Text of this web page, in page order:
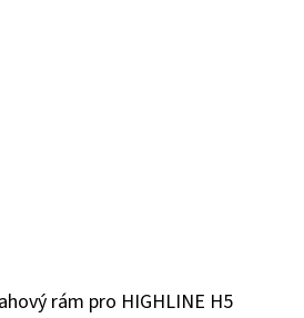
rám pro HIGHLINE H5